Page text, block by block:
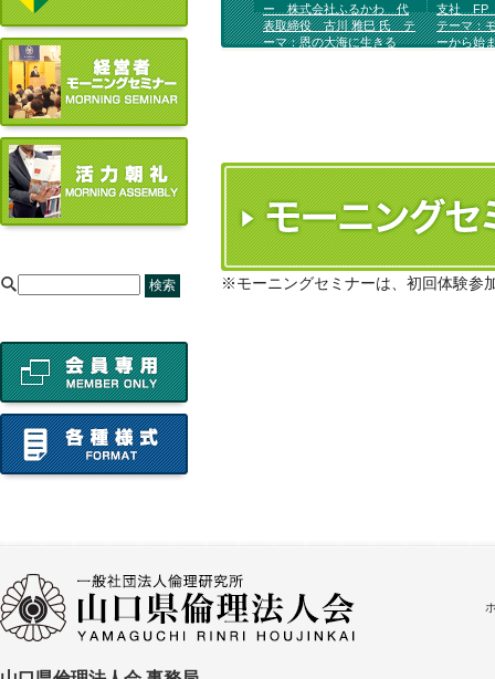
ー 株式会社ふるかわ 代
表取締役 古川 雅巳 氏 テ
ーマ：恩の大海に生きる
支社
テーマ：
ーから始
※モーニングセミナーは、初回体験参
[